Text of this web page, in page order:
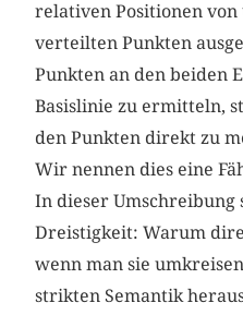
relativen Positionen von
verteilten Punkten
Punkten an den beiden
Basislinie zu ermitteln,
den Punkten direkt zu
Wir nennen dies eine
In dieser Umschreibung
Dreistigkeit: Warum
wenn man sie
strikten Semantik